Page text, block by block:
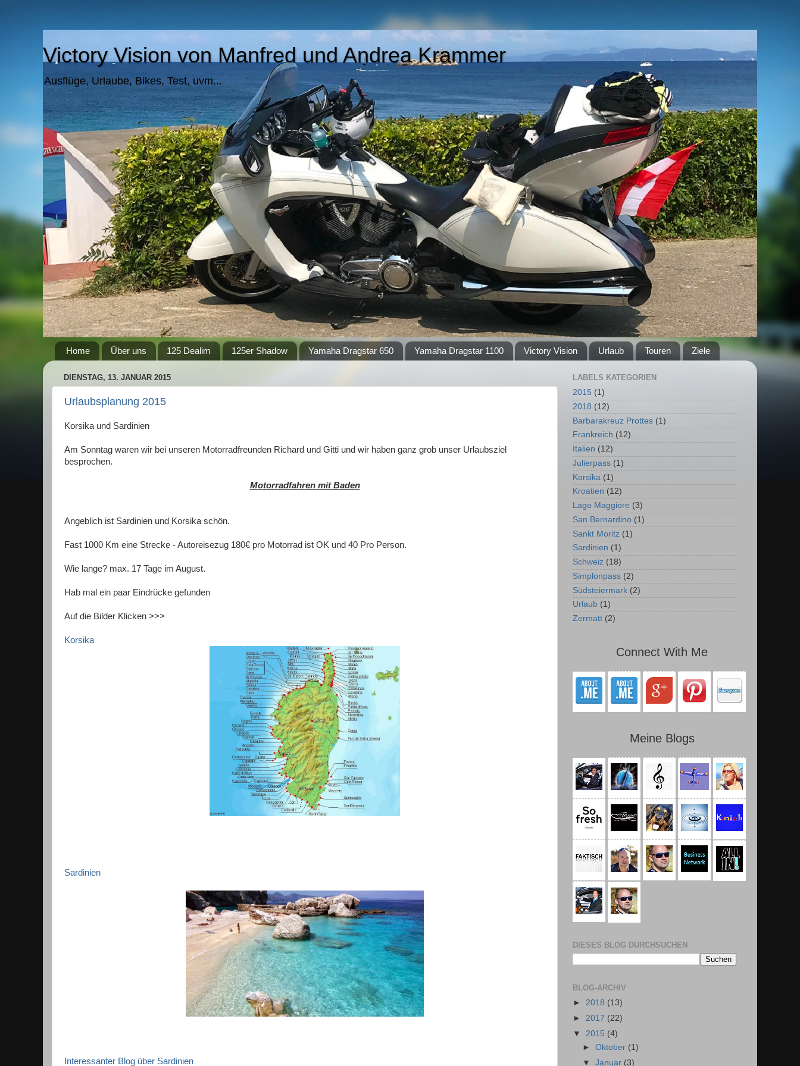
Victory Vision von Manfred und Andrea Krammer
Ausflüge, Urlaube, Bikes, Test, uvm...
Home Über uns 125 Dealim 125er Shadow Yamaha Dragstar 650 Yamaha Dragstar 1100 Victory Vision Urlaub Touren Ziele
DIENSTAG, 13. JANUAR 2015
Urlaubsplanung 2015
Korsika und Sardinien
Am Sonntag waren wir bei unseren Motorradfreunden Richard und Gitti und wir haben ganz grob unser Urlaubsziel
besprochen.
Motorradfahren mit Baden
Angeblich ist Sardinien und Korsika schön.
Fast 1000 Km eine Strecke - Autoreisezug 180€ pro Motorrad ist OK und 40 Pro Person.
Wie lange? max. 17 Tage im August.
Hab mal ein paar Eindrücke gefunden
Auf die Bilder Klicken >>>
Korsika
Sardinien
Interessanter Blog über Sardinien
LABELS KATEGORIEN
2015 (1)
2018 (12)
Barbarakreuz Prottes (1)
Frankreich (12)
Italien (12)
Julierpass (1)
Korsika (1)
Kroatien (12)
Lago Maggiore (3)
San Bernardino (1)
Sankt Moritz (1)
Sardinien (1)
Schweiz (18)
Simplonpass (2)
Südsteiermark (2)
Urlaub (1)
Zermatt (2)
Connect With Me
Meine Blogs
DIESES BLOG DURCHSUCHEN
BLOG-ARCHIV
► 2018 (13)
► 2017 (22)
▼ 2015 (4)
►Oktober (1)
▼Januar (3)